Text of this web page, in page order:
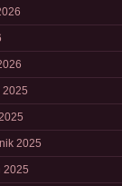
2025
2025
2025